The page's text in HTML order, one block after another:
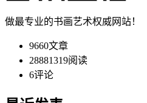
做最专业的书画艺术权威网站！
9660文章
28881319阅读
6评论